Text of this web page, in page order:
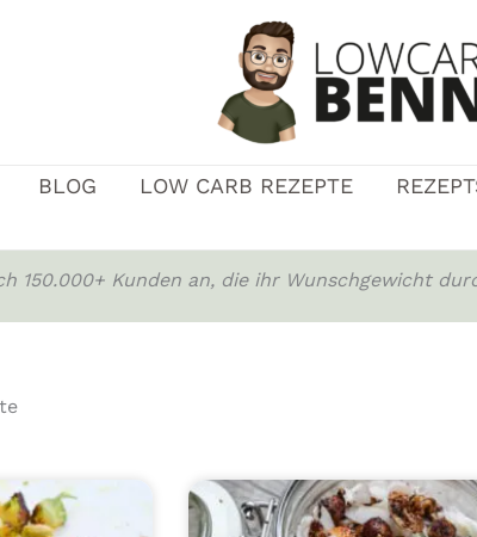
BLOG LOW CARB REZEPTE
150.000+ Kunden an, die ihr Wunschgewicht